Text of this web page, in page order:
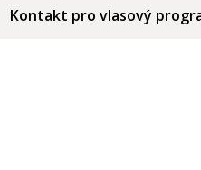
Kontakt pro vlasový